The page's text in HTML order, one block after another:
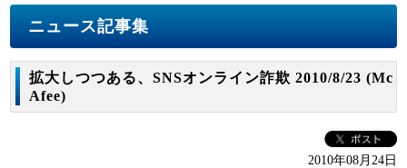
イベント
月次報告書
フィッシングの報告
STOP. THINK. CONNECT.
運営委員紹介
ニュース記事集
拡大しつつある、SNSオンライン詐欺 2010/8/23 (Mc
Afee)
2010年08月24日